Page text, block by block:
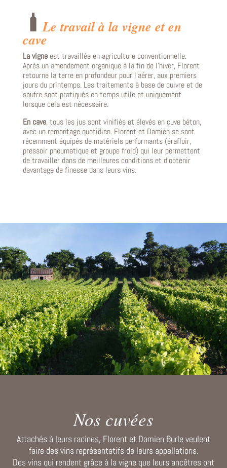
Le travail à la vigne et en
cave
La vigneest travaillée en agriculture conventionnelle.
Après un amendement organique à la fin de l’hiver, Florent
retourne la terre en profondeur pour l’aérer, aux premiers
jours du printemps. Les traitements à base de cuivre et de
soufre sont pratiqués en temps utile et uniquement
lorsque cela est nécessaire.
En cave, tous les jus sont vinifiés et élevés en cuve béton,
avec un remontage quotidien. Florent et Damien se sont
récemment équipés de matériels performants (érafloir,
pressoir pneumatique et groupe froid) qui leur permettent
de travailler dans de meilleures conditions et d’obtenir
davantage de finesse dans leurs vins.
Nos cuvées
Attachés à leurs racines, Florent et Damien Burle veulent
faire des vins représentatifs de leurs appellations.
Des vins qui rendent grâce à la vigne que leurs ancêtres ont